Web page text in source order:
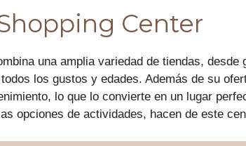
Center
una amplia variedad de tiendas,
los gustos y edades. Además de su
lo que lo convierte en un lugar
opciones de actividades, hacen de este